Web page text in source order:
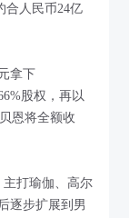
合人民币24亿
拿下
股权，再以
恩将全额收
主打瑜伽、高尔
逐步扩展到男